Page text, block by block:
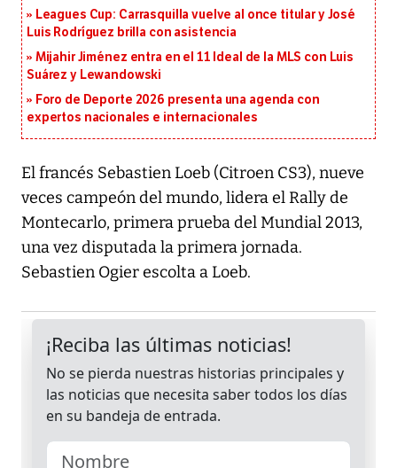
Leagues Cup: Carrasquilla vuelve al once titular y José
Luis Rodríguez brilla con asistencia
Mijahir Jiménez entra en el 11 Ideal de la MLS con Luis
Suárez y Lewandowski
Foro de Deporte 2026 presenta una agenda con
expertos nacionales e internacionales
El francés Sebastien Loeb (Citroen CS3), nueve
veces campeón del mundo, lidera el Rally de
Montecarlo, primera prueba del Mundial 2013,
una vez disputada la primera jornada.
Sebastien Ogier escolta a Loeb.